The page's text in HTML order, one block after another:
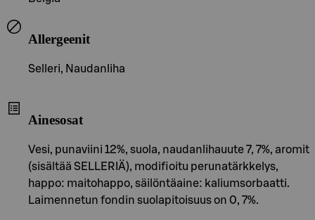
Allergeenit
Selleri, Naudanliha
Ainesosat
Vesi, punaviini 12%, suola, naudanlihauute 7, 7%, aromit
(sisältää SELLERIÄ), modifioitu perunatärkkelys,
happo: maitohappo, säilöntäaine: kaliumsorbaatti.
Laimennetun fondin suolapitoisuus on 0, 7%.